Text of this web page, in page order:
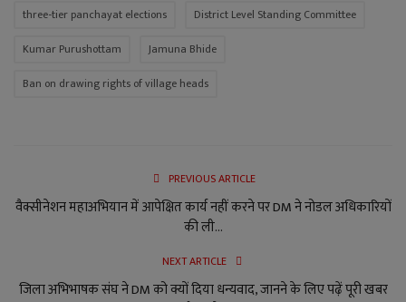
three-tier panchayat elections
District Level Standing Committee
Kumar Purushottam
Jamuna Bhide
Ban on drawing rights of village heads
PREVIOUS ARTICLE
वैक्सीनेशन महाअभियान में आपेक्षित कार्य नहीं करने पर DM ने नोडल अधिकारियों
की ली...
NEXT ARTICLE
जिला अभिभाषक संघ ने DM को क्यों दिया धन्यवाद, जानने के लिए पढ़ें पूरी खबर